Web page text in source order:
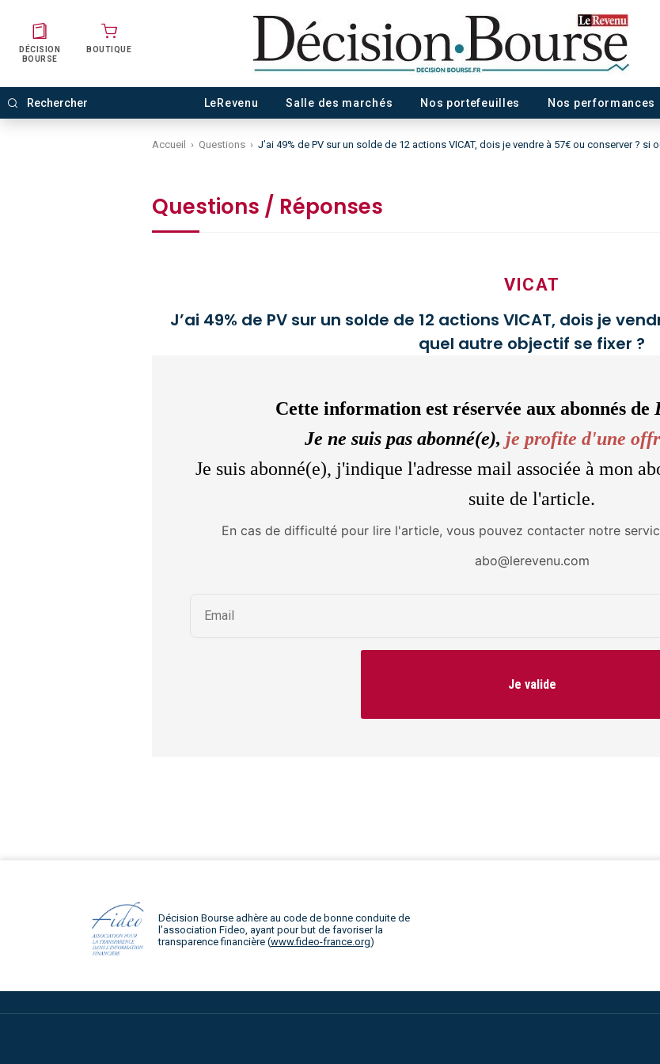
DÉCISION
BOURSE
BOUTIQUE
LeRevenu Salle des marchés Nos portefeuilles Nos performances
Accueil › Questions › J’ai 49% de PV sur un solde de 12 actions VICAT, dois je vendre à 57€ ou conserver ? si
Questions / Réponses
VICAT
J’ai 49% de PV sur un solde de 12 actions VICAT, dois je
quel autre objectif se fixer ?
Cette information est réservée aux abonnés de
Je ne suis pas abonné(e), je profite d'une
Je suis abonné(e), j'indique l'adresse mail associée à mon
suite de l'article.
En cas de difficulté pour lire l'article, vous pouvez contacter notre
abo@lerevenu.com
Je valide
Décision Bourse adhère au code de bonne conduite de
l’association Fideo, ayant pour but de favoriser la
transparence financière (www.fideo-france.org)